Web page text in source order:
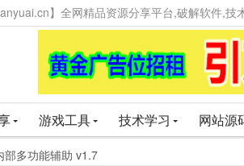
】全网精品资源分享平台,破解软件,技
游戏工具 技术学习 网站源
部多功能辅助 v1.7